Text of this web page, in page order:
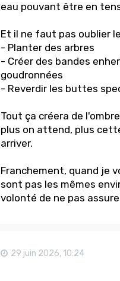
eau pouvant être en
Et il ne faut pas oublier
- Planter des arbres
- Créer des bandes
goudronnées
- Reverdir les buttes
Tout ça créera de
plus on attend, plus
arriver.
Franchement, quand je
sont pas les mêmes
volonté de ne pas
29 juin 2026, 10:24